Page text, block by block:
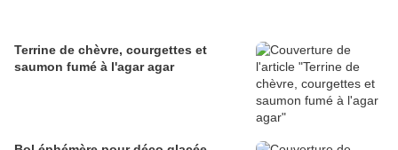
Terrine de chèvre, courgettes et
saumon fumé à l'agar agar